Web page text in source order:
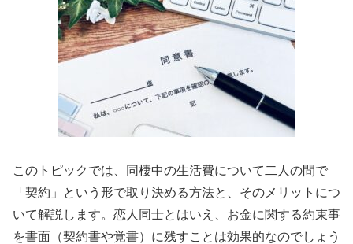
このトピックでは、同棲中の生活費について二人の間で
「契約」という形で取り決める方法と、そのメリットにつ
いて解説します。恋人同士とはいえ、お金に関する約束事
を書面（契約書や覚書）に残すことは効果的なのでしょう